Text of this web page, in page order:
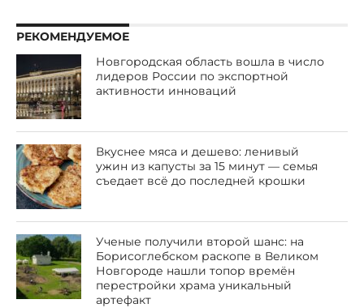
РЕКОМЕНДУЕМОЕ
Новгородская область вошла в число
лидеров России по экспортной
активности инноваций
Вкуснее мяса и дешево: ленивый
ужин из капусты за 15 минут — семья
съедает всё до последней крошки
Ученые получили второй шанс: на
Борисоглебском раскопе в Великом
Новгороде нашли топор времён
перестройки храма уникальный
артефакт